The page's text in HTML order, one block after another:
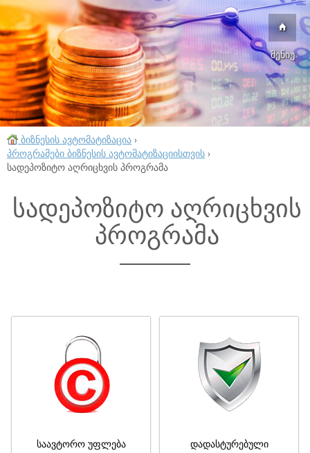
მენიუ
ბიზნესის ავტომატიზაცია ›
პროგრამები ბიზნესის ავტომატიზაციისთვის ›
სადეპოზიტო აღრიცხვის პროგრამა
სადეპოზიტო აღრიცხვის
პროგრამა
საავტორო უფლება
დადასტურებული